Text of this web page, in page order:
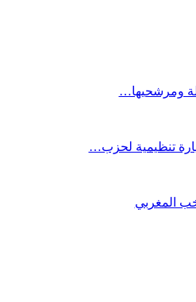
ومرشحيها…
تنظيمية لحزب…
المغربي